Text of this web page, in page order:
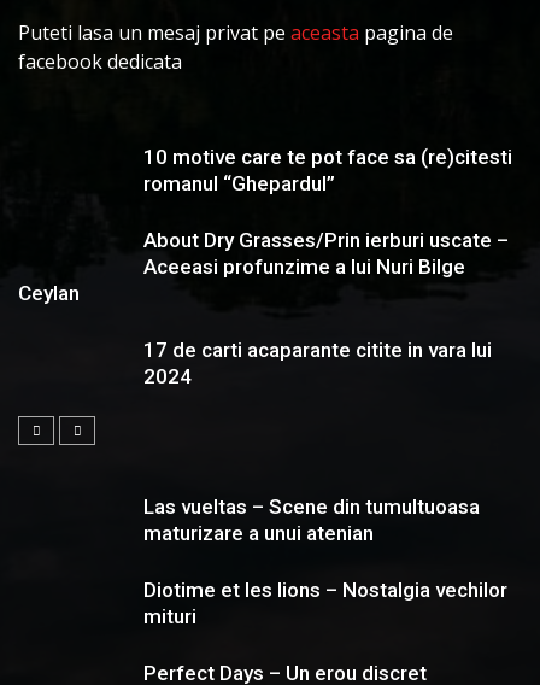
Puteti lasa un mesaj privat pe aceasta pagina de
facebook dedicata
10 motive care te pot face sa (re)citesti
romanul “Ghepardul”
About Dry Grasses/Prin ierburi uscate –
Aceeasi profunzime a lui Nuri Bilge
Ceylan
17 de carti acaparante citite in vara lui
2024
Las vueltas – Scene din tumultuoasa
maturizare a unui atenian
Diotime et les lions – Nostalgia vechilor
mituri
Perfect Days – Un erou discret